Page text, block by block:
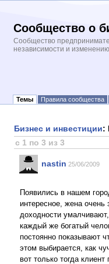
Сообщество о
Сообщество
независимости и
Темы Правила сообщества
Бизнес и инвестиции:
с 1 по 3 из 3
nastin 25/06/2009
Появились в нашем
интересное, жена
доходности
каждый же богатый
постоянно показывают
этом выбирается, как
вот только тогда